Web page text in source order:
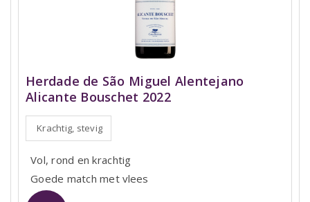
Herdade de São Miguel Alentejano
Alicante Bouschet 2022
Krachtig, stevig
Vol, rond en krachtig
Goede match met vlees